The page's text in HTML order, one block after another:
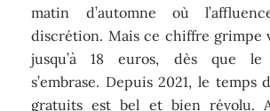
matin d’automne où
discrétion. Mais ce chiffre grimpe
jusqu’à 18 euros, dès que le
s’embrase. Depuis 2021, le temps
gratuits est bel et bien révolu.